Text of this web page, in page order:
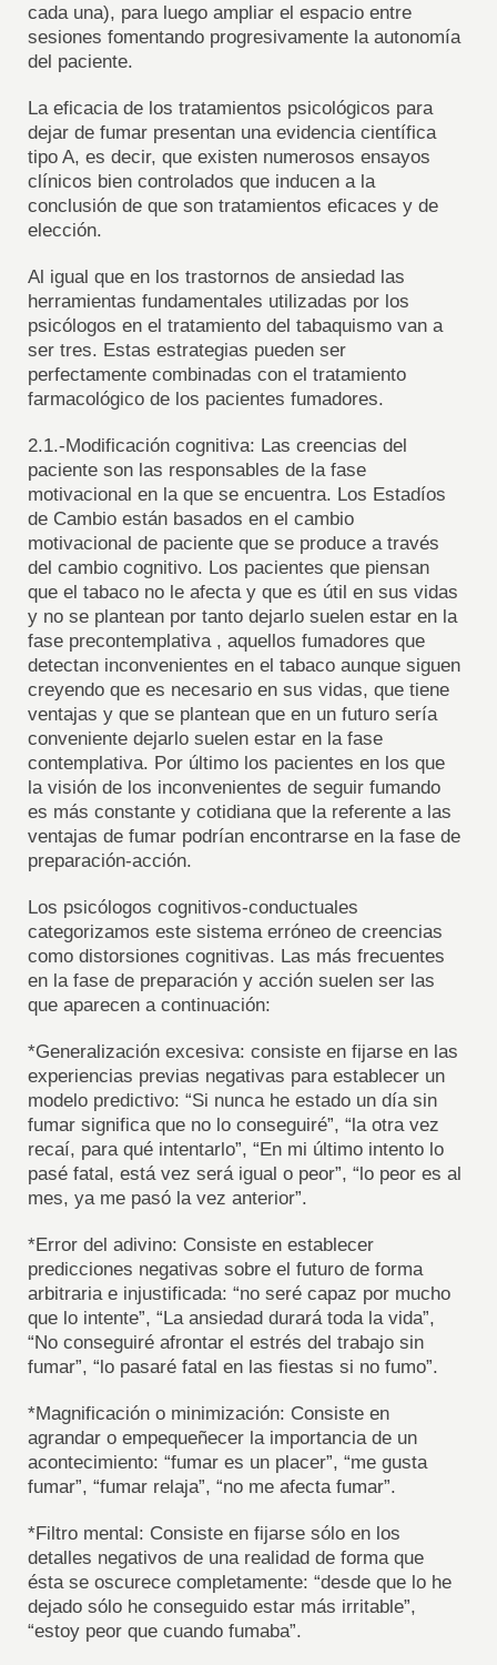
cada una), para luego ampliar el espacio entre
sesiones fomentando progresivamente la autonomía
del paciente.
La eficacia de los tratamientos psicológicos para
dejar de fumar presentan una evidencia científica
tipo A, es decir, que existen numerosos ensayos
clínicos bien controlados que inducen a la
conclusión de que son tratamientos eficaces y de
elección.
Al igual que en los trastornos de ansiedad las
herramientas fundamentales utilizadas por los
psicólogos en el tratamiento del tabaquismo van a
ser tres. Estas estrategias pueden ser
perfectamente combinadas con el tratamiento
farmacológico de los pacientes fumadores.
2.1.-Modificación cognitiva: Las creencias del
paciente son las responsables de la fase
motivacional en la que se encuentra. Los Estadíos
de Cambio están basados en el cambio
motivacional de paciente que se produce a través
del cambio cognitivo. Los pacientes que piensan
que el tabaco no le afecta y que es útil en sus vidas
y no se plantean por tanto dejarlo suelen estar en la
fase precontemplativa , aquellos fumadores que
detectan inconvenientes en el tabaco aunque siguen
creyendo que es necesario en sus vidas, que tiene
ventajas y que se plantean que en un futuro sería
conveniente dejarlo suelen estar en la fase
contemplativa. Por último los pacientes en los que
la visión de los inconvenientes de seguir fumando
es más constante y cotidiana que la referente a las
ventajas de fumar podrían encontrarse en la fase de
preparación-acción.
Los psicólogos cognitivos-conductuales
categorizamos este sistema erróneo de creencias
como distorsiones cognitivas. Las más frecuentes
en la fase de preparación y acción suelen ser las
que aparecen a continuación:
*Generalización excesiva: consiste en fijarse en las
experiencias previas negativas para establecer un
modelo predictivo: “Si nunca he estado un día sin
fumar significa que no lo conseguiré”, “la otra vez
recaí, para qué intentarlo”, “En mi último intento lo
pasé fatal, está vez será igual o peor”, “lo peor es al
mes, ya me pasó la vez anterior”.
*Error del adivino: Consiste en establecer
predicciones negativas sobre el futuro de forma
arbitraria e injustificada: “no seré capaz por mucho
que lo intente”, “La ansiedad durará toda la vida”,
“No conseguiré afrontar el estrés del trabajo sin
fumar”, “lo pasaré fatal en las fiestas si no fumo”.
*Magnificación o minimización: Consiste en
agrandar o empequeñecer la importancia de un
acontecimiento: “fumar es un placer”, “me gusta
fumar”, “fumar relaja”, “no me afecta fumar”.
*Filtro mental: Consiste en fijarse sólo en los
detalles negativos de una realidad de forma que
ésta se oscurece completamente: “desde que lo he
dejado sólo he conseguido estar más irritable”,
“estoy peor que cuando fumaba”.